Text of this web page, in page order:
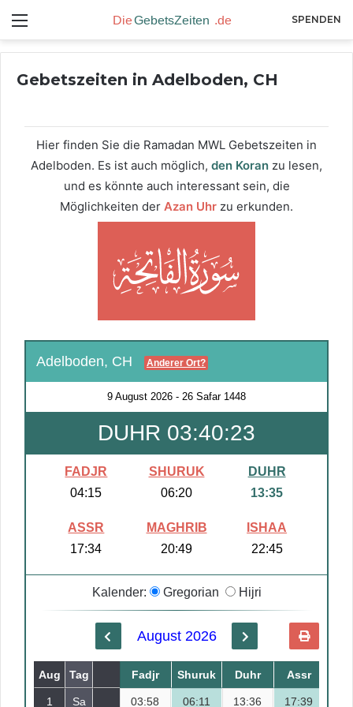
SPENDEN
Gebetszeiten in Adelboden, CH
Hier finden Sie die Ramadan MWL Gebetszeiten in
Adelboden. Es ist auch möglich, den Koran zu lesen,
und es könnte auch interessant sein, die
Möglichkeiten der Azan Uhr zu erkunden.
Adelboden, CH Anderer Ort?
9 August 2026 - 26 Safar 1448
DUHR 03:40:23
FADJR
04:15
SHURUK
06:20
DUHR
13:35
ASSR
17:34
MAGHRIB
20:49
ISHAA
22:45
Kalender: Gregorian Hijri
August 2026
Aug Tag Safar
1 Sa 18
Fadjr Shuruk Duhr Assr
03:58 06:11 13:36 17:39